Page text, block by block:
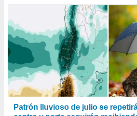
Patrón lluvioso de julio se